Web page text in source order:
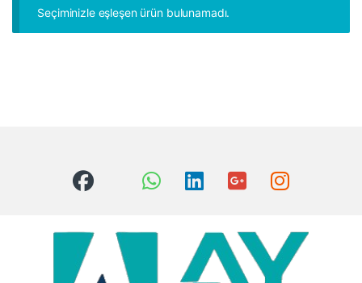
Seçiminizle eşleşen ürün bulunamadı.